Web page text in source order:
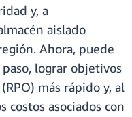
y, a
aislado
Ahora, puede
lograr objetivos
más rápido y, al
costos asociados con